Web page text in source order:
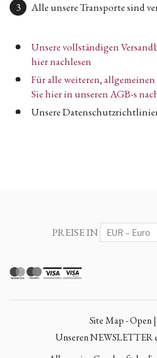
Alle unsere Transporte sind
Unsere vollständigen
hier nachlesen
Für alle weiteren,
Sie hier in unseren AGB-s
Unsere
PREISE IN
Site Map - Open
Unseren NEWSLETTER